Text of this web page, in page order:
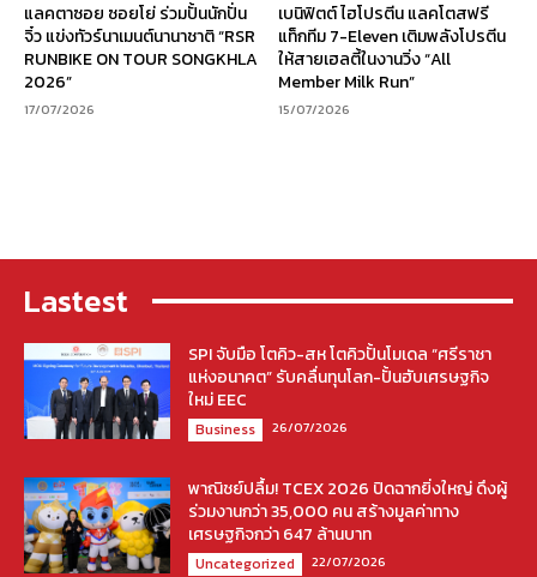
แลคตาซอย ซอยโย่ ร่วมปั้นนักปั่น
จิ๋ว แข่งทัวร์นาเมนต์นานาชาติ “RSR
RUNBIKE ON TOUR SONGKHLA
2026”
17/07/2026
เบนิฟิตต์ ไฮโปรตีน แลคโตสฟรี
แท็กทีม 7-Eleven เติมพลังโปรตีน
ให้สายเฮลตี้ในงานวิ่ง “All
Member Milk Run”
15/07/2026
Lastest
SPI จับมือ โตคิว-สห โตคิวปั้นโมเดล “ศรีราชา
แห่งอนาคต” รับคลื่นทุนโลก-ปั้นฮับเศรษฐกิจ
ใหม่ EEC
Business 26/07/2026
พาณิชย์ปลื้ม! TCEX 2026 ปิดฉากยิ่งใหญ่ ดึงผู้
ร่วมงานกว่า 35,000 คน สร้างมูลค่าทาง
เศรษฐกิจกว่า 647 ล้านบาท
Uncategorized 22/07/2026